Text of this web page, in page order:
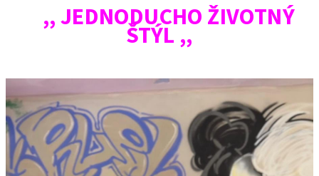
,, JEDNODUCHO ŽIVOTNÝ
ŠTÝL ,,